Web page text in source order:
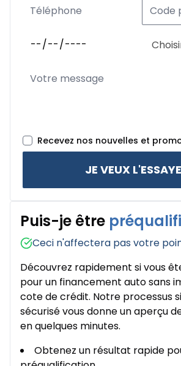
Recevez nos nouvelles et
JE VEUX
Puis-je être
Ceci n'affectera pas votre
Découvrez rapidement si vous
pour un financement auto sans
cote de crédit. Notre processus
sécurisé vous donne un aperçu
en quelques minutes.
Obtenez un résultat rapide